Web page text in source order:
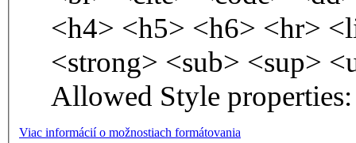
<h4> <h5> <h6> <hr>
<strong> <sub> <sup>
Allowed Style
Viac informácií o možnostiach formátovania